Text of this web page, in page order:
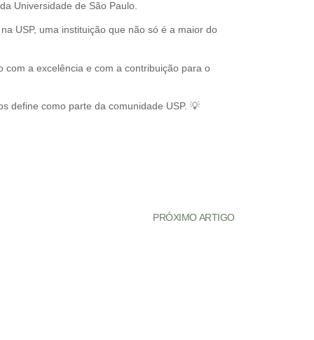
Universidade de São Paulo.
USP, uma instituição que não só é a maior do
a excelência e com a contribuição para o
define como parte da comunidade USP. 💡
PRÓXIMO ARTIGO